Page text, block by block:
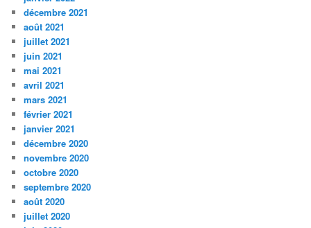
décembre 2021
août 2021
juillet 2021
juin 2021
mai 2021
avril 2021
mars 2021
février 2021
janvier 2021
décembre 2020
novembre 2020
octobre 2020
septembre 2020
août 2020
juillet 2020